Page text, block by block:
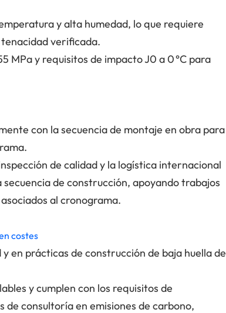
y alta humedad, lo que requiere
verificada.
MPa y requisitos de impacto J0 a 0 °C para
con la secuencia de montaje en obra para
de calidad y la logística internacional
de construcción, apoyando trabajos
al cronograma.
costes
en prácticas de construcción de baja huella de
y cumplen con los requisitos de
consultoría en emisiones de carbono,